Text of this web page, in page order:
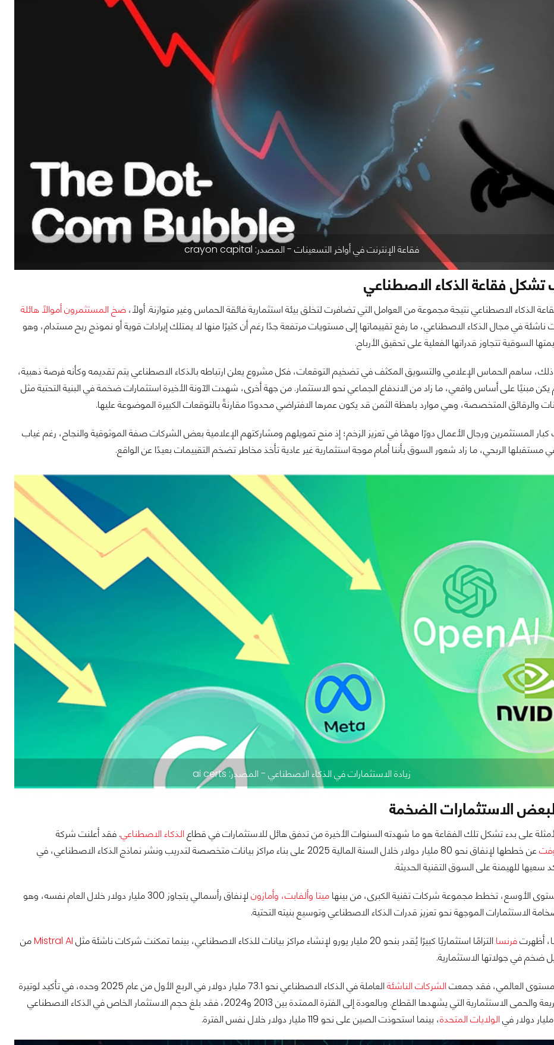
فقاعة الإنترنت في أواخر التسعينات - المصدر: crayon capital
تشكل فقاعة الذكاء الاصطناعي
الذكاء الاصطناعي نتيجة مجموعة من العوامل التي تضافرت لتخلق بيئة استثمارية فائقة الحماس وغير متوازنة. أولًا، ضخ المستثمرون أموالًا هائلة
في مجال الذكاء الاصطناعي، ما رفع تقييماتها إلى مستويات مرتفعة جدًا رغم أن كثيرًا منها لا يمتلك إيرادات قوية أو نموذج ربح مستدام، وهو
السوقية تتجاوز قدراتها الفعلية على تحقيق الأرباح.
ساهم الحماس الإعلامي والتسويق المكثف في تضخيم التوقعات، فكل مشروع يعلن ارتباطه بالذكاء الاصطناعي يتم تقديمه وكأنه فرصة ذهبية،
مبنيًا على أساس واقعي، ما زاد من الاندفاع الجماعي نحو الاستثمار. من جهة أخرى، شهدت الآونة الأخيرة استثمارات ضخمة في البنية التحتية مثل
والرقائق المتخصصة، وهي موارد باهظة الثمن قد يكون عمرها الافتراضي محدودًا مقارنةً بالتوقعات الكبيرة الموضوعة عليها.
كبار المستثمرين ورجال الأعمال دورًا مهمًا في تعزيز الزخم؛ إذ منح تمويلهم ومشاركتهم الإعلامية بعض الشركات صفة الموثوقية والنجاح، رغم غياب
مستقبلها الربحي، ما زاد شعور السوق بأننا أمام موجة استثمارية غير عادية تأخذ مخاطر تضخم التقييمات بعيدًا عن الواقع.
زيادة الاستثمارات في الذكاء الاصطناعي - المصدر: ai certs
لبعض الاستثمارات الضخمة
على بدء تشكل تلك الفقاعة هو ما شهدته السنوات الأخيرة من تدفق هائل للاستثمارات في قطاعالذكاء الاصطناعي. فقد أعلنت شركة
عن خططها لإنفاق نحو 80 مليار دولار خلال السنة المالية 2025 على بناء مراكز بيانات متخصصة لتدريب ونشر نماذج الذكاء الاصطناعي، في
سعيها للهيمنة على السوق التقنية الحديثة.
الأوسع، تخطط مجموعة شركات تقنية الكبرى، من بينها ميتا وألفابت، وأمازون
لإنفاق رأسمالي يتجاوز 300 مليار دولار خلال العام نفسه، وهو
الاستثمارات الموجهة نحو تعزيز قدرات الذكاء الاصطناعي وتوسيع بنيته التحتية.
أظهرتفرنسا التزامًا استثماريًا كبيرًا يُقدر بنحو 20 مليار يورو لإنشاء مراكز بيانات للذكاء الاصطناعي، بينما تمكنت شركات ناشئة مثل Mistral AIمن
ضخم في جولاتها الاستثمارية.
العالمي، فقد جمعتالشركات الناشئة
العاملة في الذكاء الاصطناعي نحو 73.1 مليار دولار في الربع الأول من عام 2025 وحده، في تأكيد لوتيرة
النمو السريعة والحمى الاستثمارية التي يشهدها القطاع. وبالعودة إلى الفترة الممتدة بين 2013 و2024، فقد بلغ حجم الاستثمار الخاص في الذكاء الاصطناعي
الولايات المتحدة، بينما استحوذت الصين على نحو 119 مليار دولار خلال نفس الفترة.